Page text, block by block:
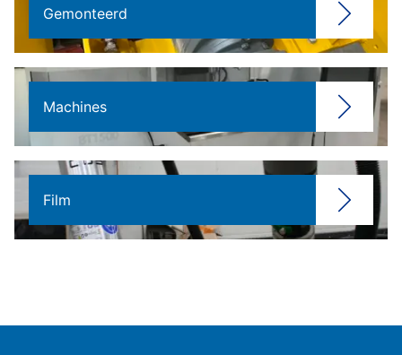
Gemonteerd
Machines
Film